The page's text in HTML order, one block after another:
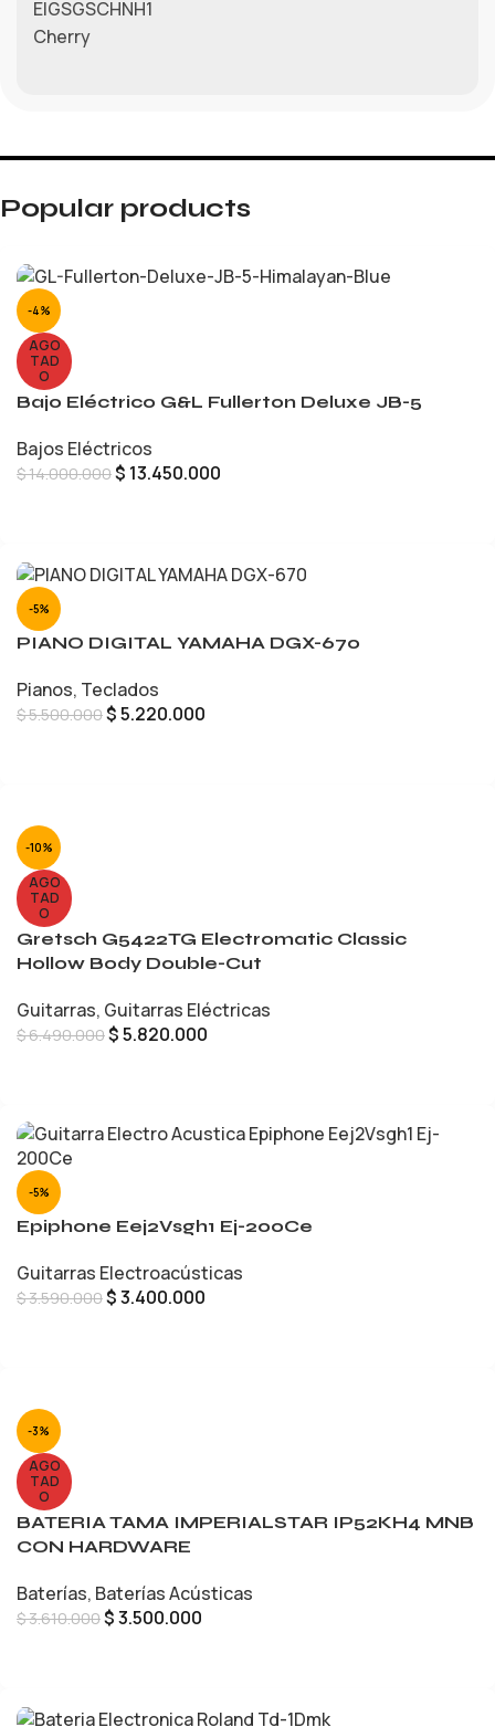
Popular products
-4%
AGO
TAD
O
Bajo Eléctrico G&L Fullerton Deluxe JB-5
Bajos Eléctricos
$14.000.000$ 13.450.000
-5%
PIANO DIGITAL YAMAHA DGX-670
Pianos, Teclados
$5.500.000$5.220.000
-10%
AGO
TAD
O
Gretsch G5422TG Electromatic Classic
Hollow Body Double-Cut
Guitarras, Guitarras Eléctricas
$6.490.000$5.820.000
-5%
Epiphone Eej2Vsgh1 Ej-200Ce
Guitarras Electroacústicas
$3.590.000$3.400.000
-3%
AGO
TAD
O
BATERIA TAMA IMPERIALSTAR IP52KH4 MNB
CON HARDWARE
Baterías, Baterías Acústicas
$3.610.000$3.500.000